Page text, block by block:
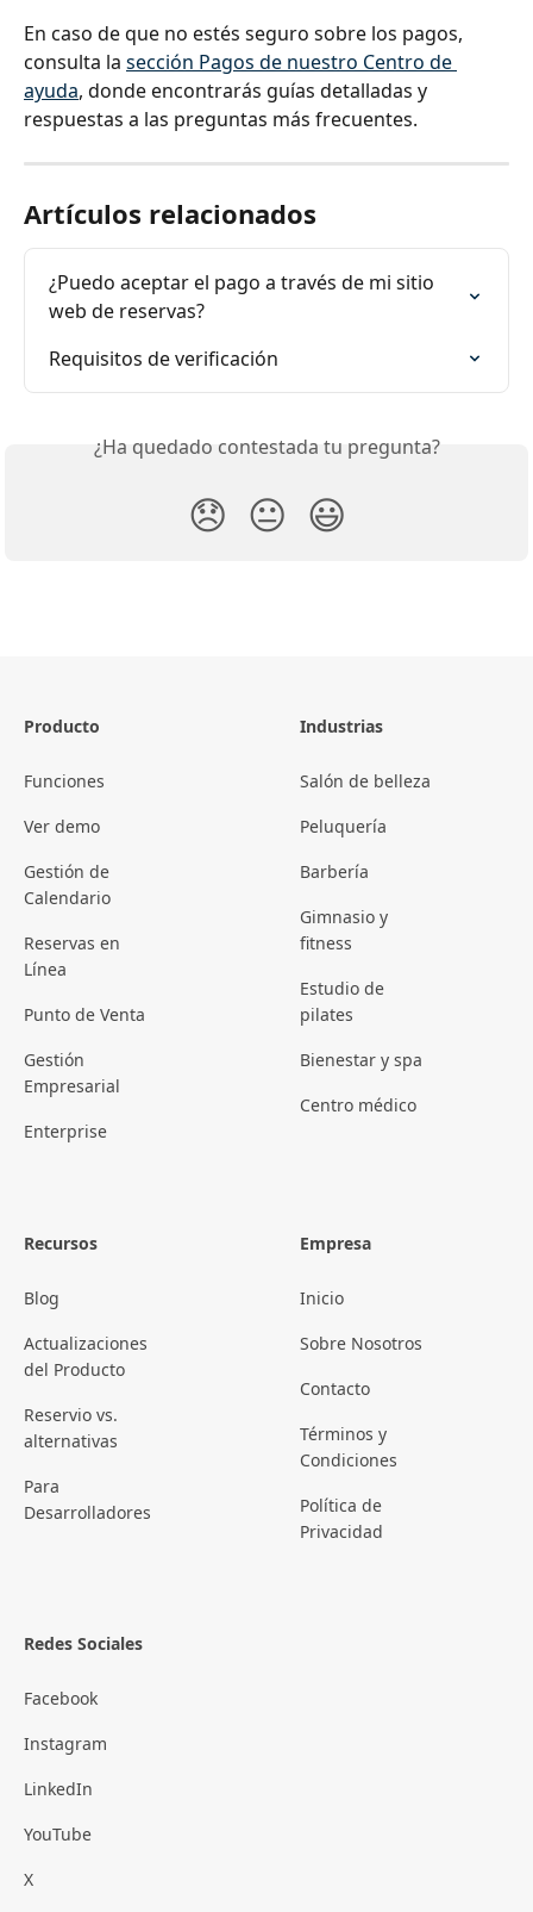
En caso de que no estés seguro sobre los pagos,
consulta la sección Pagos de nuestro Centro de
ayuda, donde encontrarás guías detalladas y
respuestas a las preguntas más frecuentes.
Artículos relacionados
¿Puedo aceptar el pago a través de mi sitio
web de reservas?
Requisitos de verificación
¿Ha quedado contestada tu pregunta?
😞 😐 😃
Producto
Funciones
Ver demo
Gestión de
Calendario
Reservas en
Línea
Punto de Venta
Gestión
Empresarial
Enterprise
Industrias
Salón de belleza
Peluquería
Barbería
Gimnasio y
fitness
Estudio de
pilates
Bienestar y spa
Centro médico
Recursos
Blog
Actualizaciones
del Producto
Reservio vs.
alternativas
Para
Desarrolladores
Empresa
Inicio
Sobre Nosotros
Contacto
Términos y
Condiciones
Política de
Privacidad
Redes Sociales
Facebook
Instagram
LinkedIn
YouTube
X